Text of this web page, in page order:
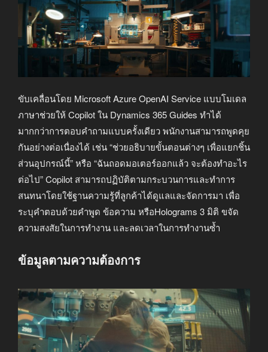
ขับเคลื่อนโดย Microsoft Azure OpenAI Service แบบโมเดล
ภาษาช่วยให้ Copilot ใน Dynamics 365 Guides ทำได้
มากกว่าการตอบคำถามแบบครั้งเดียว พนักงานสามารถพูดคุย
กันอย่างต่อเนื่องได้ เช่น “ช่วยอธิบายขั้นตอนต่างๆ เพื่อแยกชิ้น
ส่วนอุปกรณ์นี้” หรือ “ฉันถอดมอเตอร์ออกแล้ว จะต้องทำอะไร
ต่อไป” Copilot สามารถปฏิบัติตามกระบวนการและทำการ
สนทนาโดยใช้ฐานความรู้ที่ลูกค้าได้ดูแลและจัดการมา เพื่อ
ระบุคำตอบด้วยคำพูด ข้อความ หรือHolograms 3 มิติ ขจัด
ความสงสัยในการทำงาน และลดเวลาในการทำงานซ้ำ
ข้อมูลตามความต้องการ